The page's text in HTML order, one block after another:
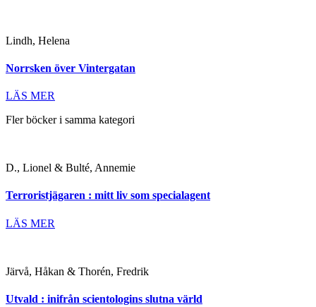
Lindh, Helena
Norrsken över Vintergatan
LÄS MER
Fler böcker i samma kategori
D., Lionel & Bulté, Annemie
Terroristjägaren : mitt liv som specialagent
LÄS MER
Järvå, Håkan & Thorén, Fredrik
Utvald : inifrån scientologins slutna värld